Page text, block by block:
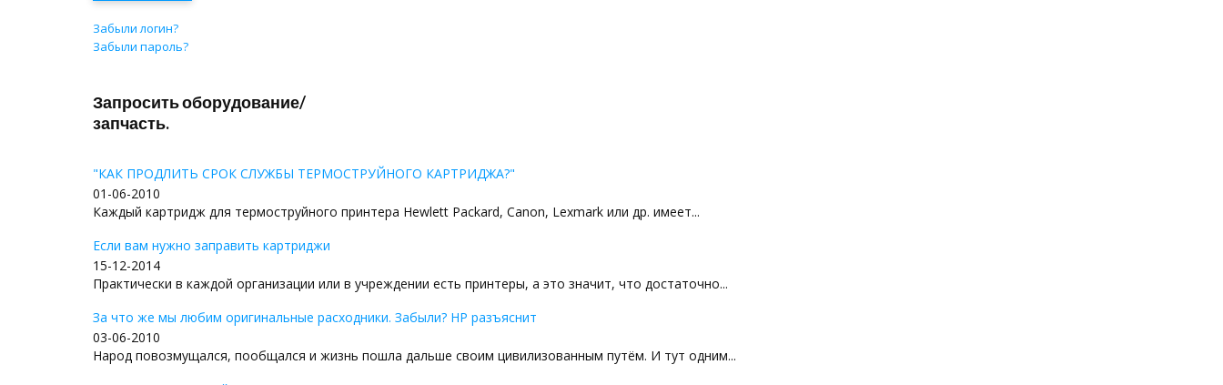
Забыли логин?
Забыли пароль?
Запросить оборудование/
запчасть.
"КАК ПРОДЛИТЬ СРОК СЛУЖБЫ ТЕРМОСТРУЙНОГО КАРТРИДЖА?"
01-06-2010
Каждый картридж для термоструйного принтера Hewlett Packard, Canon, Lexmark или др. имеет...
Если вам нужно заправить картриджи
15-12-2014
Практически в каждой организации или в учреждении есть принтеры, а это значит, что достаточно...
За что же мы любим оригинальные расходники. Забыли? HP разъяснит
03-06-2010
Народ повозмущался, пообщался и жизнь пошла дальше своим цивилизованным путём. И тут одним...